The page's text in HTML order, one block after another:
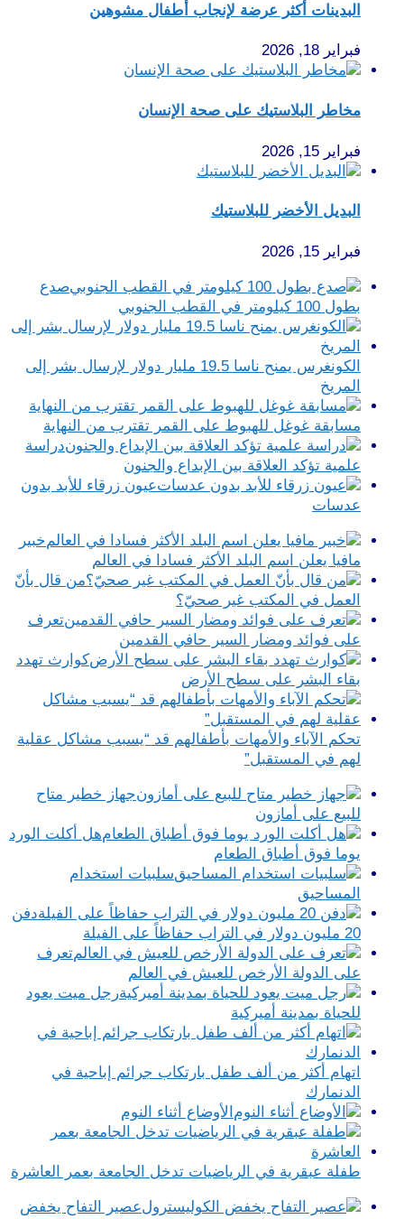
البدينات أكثر عرضة لإنجاب أطفال مشوهين
فبراير 18, 2026
مخاطر البلاستيك على صحة الإنسان
فبراير 15, 2026
البديل الأخضر للبلاستيك
فبراير 15, 2026
صدع
بطول 100 كيلومتر في القطب الجنوبي
الكونغرس يمنح ناسا 19.5 مليار دولار لإرسال بشر إلى
المريخ
مسابقة غوغل للهبوط على القمر تقترب من النهاية
دراسة
علمية تؤكد العلاقة بين الإبداع والجنون
عيون زرقاء للأبد بدون
عدسات
خبير
مافيا يعلن اسم البلد الأكثر فسادا في العالم
من قال بأنّ
العمل في المكتب غير صحيّ؟
تعرف
على فوائد ومضار السير حافي القدمين
كوارث تهدد
بقاء البشر على سطح الأرض
تحكم الآباء والأمهات بأطفالهم قد “يسبب مشاكل عقلية
لهم في المستقبل”
جهاز خطير متاح
للبيع على أمازون
هل أكلت الورد
يوما فوق أطباق الطعام
سلبيات استخدام
المساحيق
دفن
20 مليون دولار في التراب حفاظاً على الفيلة
تعرف
على الدولة الأرخص للعيش في العالم
رجل ميت يعود
للحياة بمدينة أميركية
اتهام أكثر من ألف طفل بارتكاب جرائم إباحية في
الدنمارك
الأوضاع أثناء النوم
طفلة عبقرية في الرياضيات تدخل الجامعة بعمر العاشرة
عصير التفاح يخفض